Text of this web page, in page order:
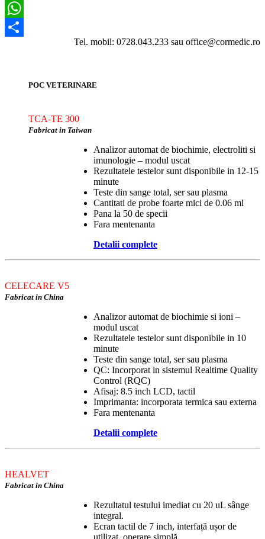
Email
WhatsApp
Tel. mobil: 0728.043.233 sau office@cormedic.ro
POC VETERINARE
TCA-TE 300
Fabricat in Taiwan
Analizor automat de biochimie, electroliti si
imunologie – modul uscat
Rezultatele testelor sunt disponibile in 12-15
minute
Teste din sange total, ser sau plasma
Cantitati de probe foarte mici de 0.06 ml
Pana la 50 de specii
Fara mentenanta
Detalii complete
CELECARE V5
Fabricat in China
Analizor automat de biochimie si ioni –
modul uscat
Rezultatele testelor sunt disponibile in 10
minute
Teste din sange total, ser sau plasma
QC: Incorporat in sistemul Realtime Quality
Control (RQC)
Afisaj: 8.5 inch LCD, tactil
Imprimanta: incorporata termica sau externa
Fara mentenanta
Detalii complete
HEALVET
Fabricat in China
Rezultatul testului imediat cu 20 uL sânge
integral.
Ecran tactil de 7 inch, interfață ușor de
utilizat, operare simplă.